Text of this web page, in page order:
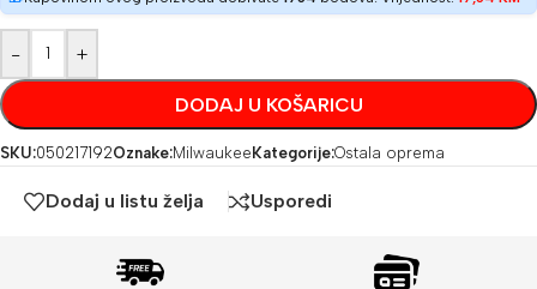
- +
DODAJ U KOŠARICU
SKU:050217192Oznake:Milwaukee Kategorije:Ostala oprema
Dodaj u listu želja Usporedi